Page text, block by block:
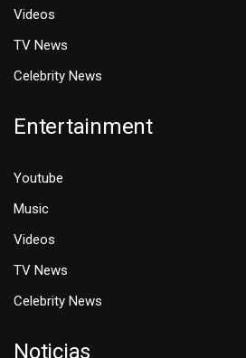
Videos
TV News
Celebrity News
Entertainment
Youtube
Music
Videos
TV News
Celebrity News
Noticias